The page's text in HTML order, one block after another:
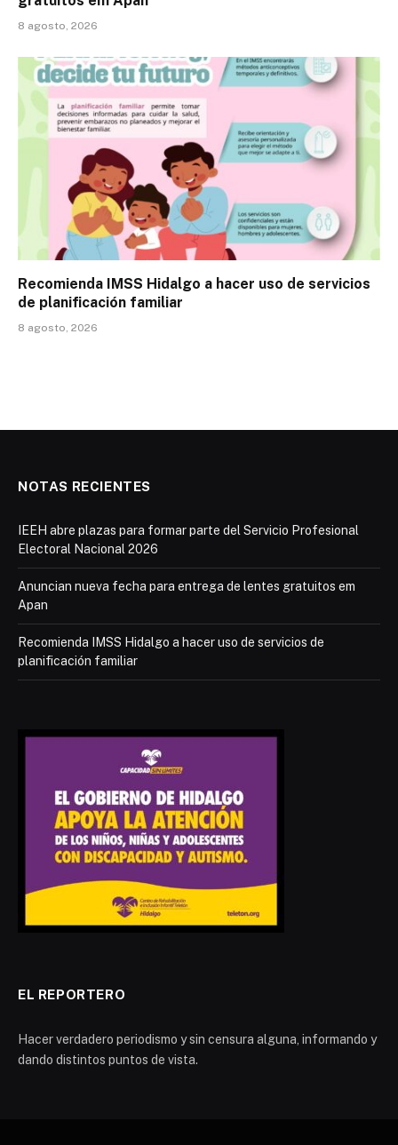
8 agosto, 2026
Recomienda IMSS Hidalgo a hacer uso de servicios
de planificación familiar
8 agosto, 2026
NOTAS RECIENTES
IEEH abre plazas para formar parte del Servicio Profesional
Electoral Nacional 2026
Anuncian nueva fecha para entrega de lentes gratuitos em
Apan
Recomienda IMSS Hidalgo a hacer uso de servicios de
planificación familiar
EL REPORTERO
Hacer verdadero periodismo y sin censura alguna, informando y
dando distintos puntos de vista.